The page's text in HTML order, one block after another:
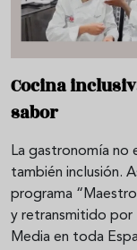
Cocina
sabor
La gastronomía no
también inclusión.
programa
y retransmitido por
Media en toda